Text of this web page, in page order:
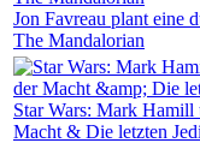
Jon Favreau plant eine
The Mandalorian
Star Wars: Mark Hamill
Macht & Die letzten Jedi